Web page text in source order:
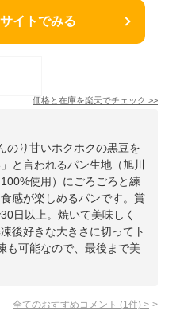
イトでみる
価格と在庫を楽天でチェック >>
のり甘いホクホクの黒豆を
と言われるパン生地（旭川
使用）にごろごろと練
感が楽しめるパンです。賞
日以上。焼いて美味しく
後好きな大きさに切ってト
も可能なので、最後まで美
全てのおすすめコメント (1 件) >